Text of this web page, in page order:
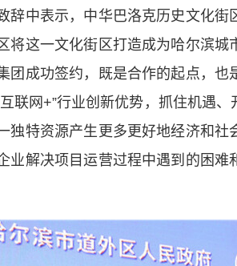
中表示，中华巴洛克历史文化街
将这一文化街区打造成为哈尔滨
团成功签约，既是合作的起点，
联网+”行业创新优势，抓住机遇
独特资源产生更多更好地经济和
业解决项目运营过程中遇到的困